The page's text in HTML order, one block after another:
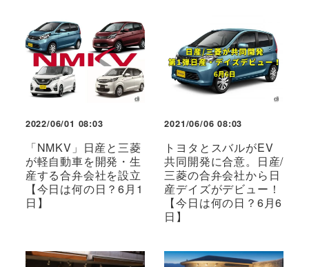
2022/06/01 08:03
「NMKV」日産と三菱
が軽自動車を開発・生
産する合弁会社を設立
【今日は何の日？6月1
日】
2021/06/06 08:03
トヨタとスバルがEV
共同開発に合意。日産/
三菱の合弁会社から日
産デイズがデビュー！
【今日は何の日？6月6
日】